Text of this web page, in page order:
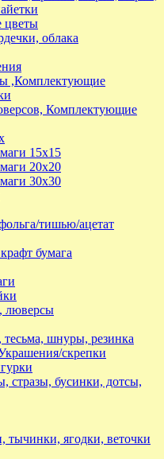
цветы
облака
,Комплектующие
Комплектующие
15х15
20х20
30х30
тишью/ацетат
бумага
люверсы
шнуры, резинка
скрепки
бусинки, дотсы,
тычинки, ягодки, веточки